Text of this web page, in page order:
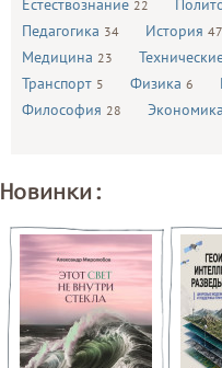
Естествознание 22
Педагогика 34 История 47
Медицина 23
Транспорт 5 Физика 6
Философия 28 Экономика
Новинки: